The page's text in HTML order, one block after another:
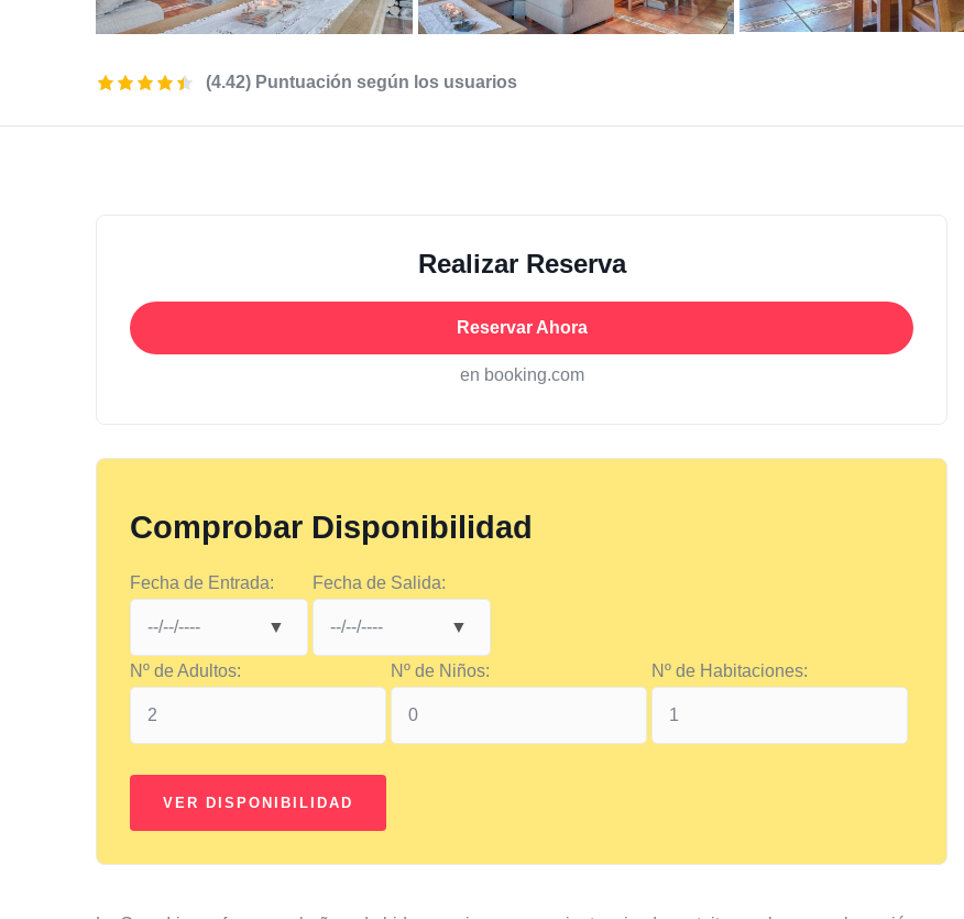
(4.42) Puntuación según los usuarios
Realizar Reserva
Reservar Ahora
en booking.com
Comprobar Disponibilidad
Fecha de Entrada: Fecha de Salida:
Nº de Adultos: Nº de Niños: Nº de Habitaciones: